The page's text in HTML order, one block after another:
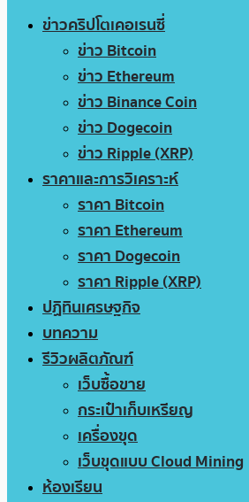
ข่าวคริปโตเคอเรนซี่
ข่าว Bitcoin
ข่าว Ethereum
ข่าว Binance Coin
ข่าว Dogecoin
ข่าว Ripple (XRP)
ราคาและการวิเคราะห์
ราคา Bitcoin
ราคา Ethereum
ราคา Dogecoin
ราคา Ripple (XRP)
ปฏิทินเศรษฐกิจ
บทความ
รีวิวผลิตภัณฑ์
เว็บซื้อขาย
กระเป๋าเก็บเหรียญ
เครื่องขุด
เว็บขุดแบบ Cloud Mining
ห้องเรียน